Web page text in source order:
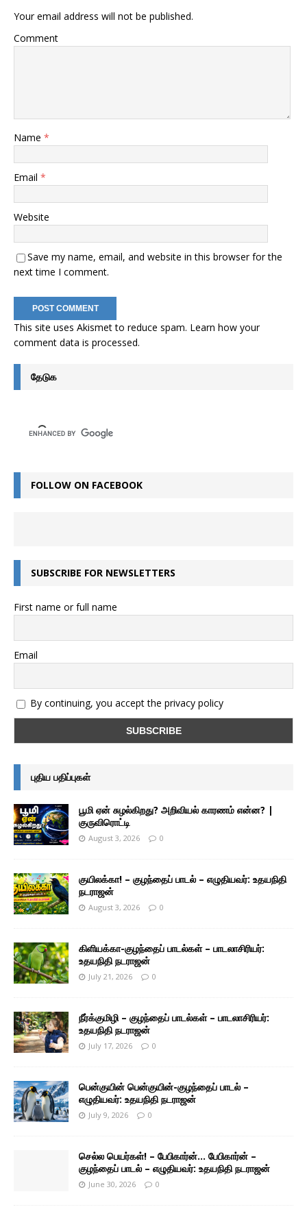
Your email address will not be published.
Comment
Name *
Email *
Website
Save my name, email, and website in this browser for the
next time I comment.
This site uses Akismet to reduce spam. Learn how your
comment data is processed.
தேடுக
FOLLOW ON FACEBOOK
SUBSCRIBE FOR NEWSLETTERS
First name or full name
Email
By continuing, you accept the privacy policy
புதிய பதிப்புகள்
பூமி ஏன் சுழல்கிறது? அறிவியல் காரணம் என்ன? |
குருவிரொட்டி
August 3, 2026 0
குயிலக்கா! – குழந்தைப் பாடல் – எழுதியவர்: உதயநிதி
நடராஜன்
August 3, 2026 0
கிளியக்கா-குழந்தைப் பாடல்கள் – பாடலாசிரியர்:
உதயநிதி நடராஜன்
July 21, 2026 0
நீர்க்குமிழி – குழந்தைப் பாடல்கள் – பாடலாசிரியர்:
உதயநிதி நடராஜன்
July 17, 2026 0
பென்குயின் பென்குயின்-குழந்தைப் பாடல் –
எழுதியவர்: உதயநிதி நடராஜன்
July 9, 2026 0
செல்ல பெயர்கள்! – பேபிகார்ன்… பேபிகார்ன் –
குழந்தைப் பாடல் – எழுதியவர்: உதயநிதி நடராஜன்
June 30, 2026 0